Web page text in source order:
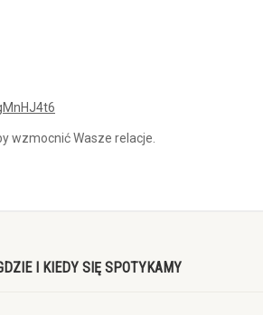
wzmocnić Wasze relacje.
I KIEDY SIĘ SPOTYKAMY